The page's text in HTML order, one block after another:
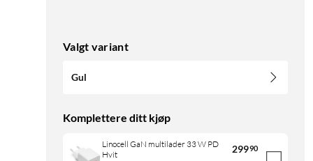
Valgt variant
Gul
Komplettere ditt kjøp
Linocell GaN multilader 33 W PD
Hvit
29990